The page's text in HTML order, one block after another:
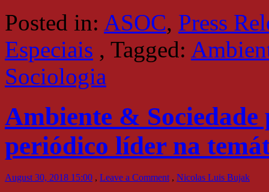
Posted in: ASOC, Press
Especiais , Tagged:
Sociologia
Ambiente &
periódico líder na
August 30, 2018 15:00 , Leave a Comment , Nicolas Luis Bujak